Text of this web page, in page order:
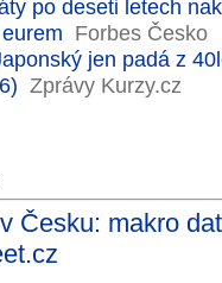
po deseti letech
Forbes Česko
jen padá z
Zprávy Kurzy.cz
Česku: makro